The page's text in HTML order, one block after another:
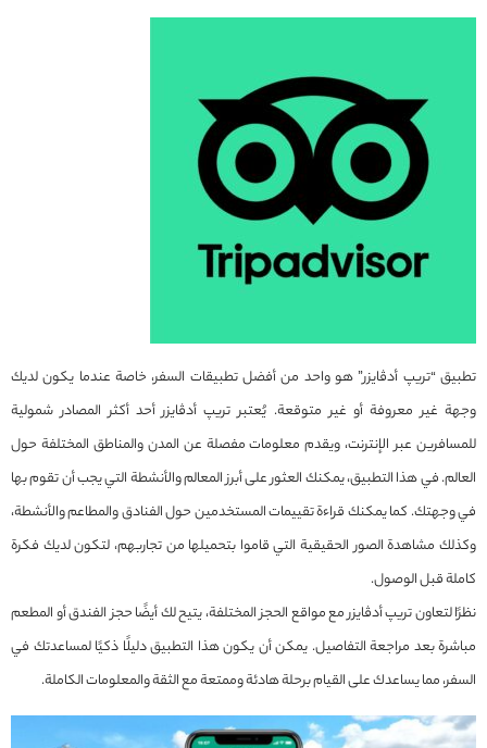
تطبيق “تريپ أدڤایزر” هو واحد من أفضل تطبيقات السفر، خاصة عندما يكون لديك
وجهة غير معروفة أو غير متوقعة. يُعتبر تريپ أدڤایزر أحد أكثر المصادر شمولية
للمسافرين عبر الإنترنت، ويقدم معلومات مفصلة عن المدن والمناطق المختلفة حول
العالم. في هذا التطبيق، يمكنك العثور على أبرز المعالم والأنشطة التي يجب أن تقوم بها
في وجهتك. كما يمكنك قراءة تقييمات المستخدمين حول الفنادق والمطاعم والأنشطة،
وكذلك مشاهدة الصور الحقيقية التي قاموا بتحميلها من تجاربهم، لتكون لديك فكرة
كاملة قبل الوصول.
نظرًا لتعاون تريپ أدڤایزر مع مواقع الحجز المختلفة، يتيح لك أيضًا حجز الفندق أو المطعم
مباشرة بعد مراجعة التفاصيل. يمكن أن يكون هذا التطبيق دليلًا ذكيًا لمساعدتك في
السفر، مما يساعدك على القيام برحلة هادئة وممتعة مع الثقة والمعلومات الكاملة.